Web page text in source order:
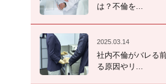
は？不倫を...
2025.03.14
社内不倫がバレる
る原因やリ...